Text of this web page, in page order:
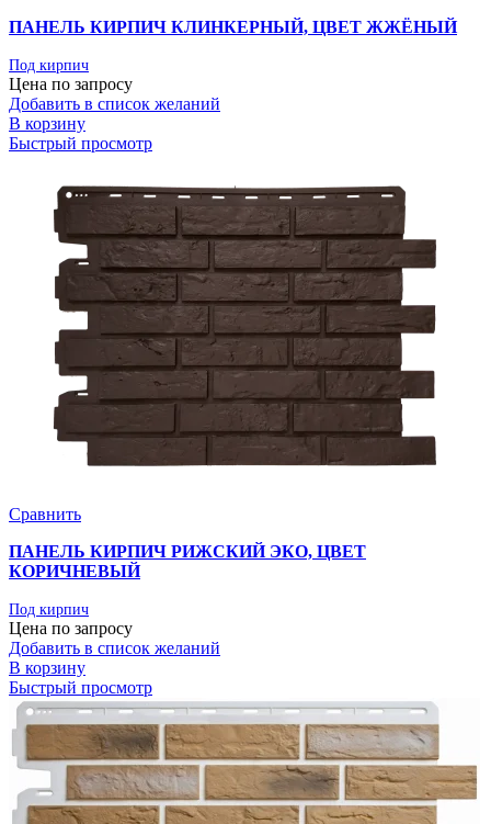
ПАНЕЛЬ КИРПИЧ КЛИНКЕРНЫЙ, ЦВЕТ ЖЖЁНЫЙ
Под кирпич
Цена по запросу
Добавить в список желаний
В корзину
Быстрый просмотр
Сравнить
ПАНЕЛЬ КИРПИЧ РИЖСКИЙ ЭКО, ЦВЕТ
КОРИЧНЕВЫЙ
Под кирпич
Цена по запросу
Добавить в список желаний
В корзину
Быстрый просмотр